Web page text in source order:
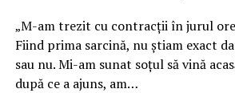
„M-am trezit cu contracții în jurul
Fiind prima sarcină, nu știam exact
sau nu. Mi-am sunat soțul să vină
după ce a ajuns, am…